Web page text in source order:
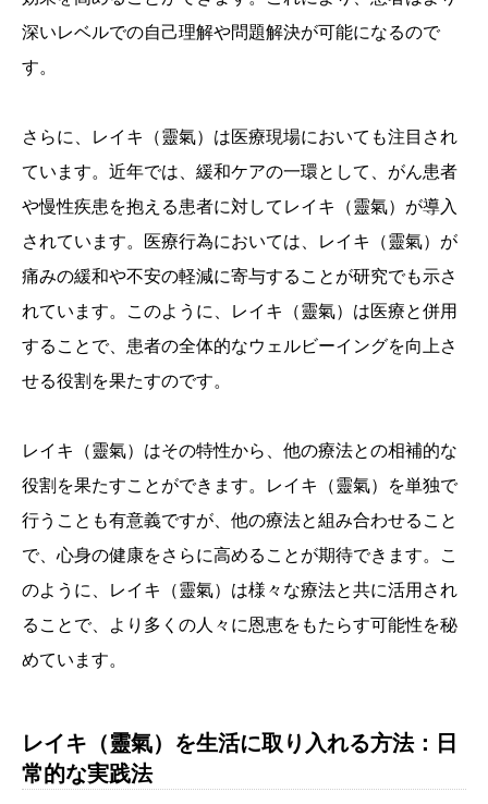
深いレベルでの自己理解や問題解決が可能になるので
す。
さらに、レイキ（靈氣）は医療現場においても注目され
ています。近年では、緩和ケアの一環として、がん患者
や慢性疾患を抱える患者に対してレイキ（靈氣）が導入
されています。医療行為においては、レイキ（靈氣）が
痛みの緩和や不安の軽減に寄与することが研究でも示さ
れています。このように、レイキ（靈氣）は医療と併用
することで、患者の全体的なウェルビーイングを向上さ
せる役割を果たすのです。
レイキ（靈氣）はその特性から、他の療法との相補的な
役割を果たすことができます。レイキ（靈氣）を単独で
行うことも有意義ですが、他の療法と組み合わせること
で、心身の健康をさらに高めることが期待できます。こ
のように、レイキ（靈氣）は様々な療法と共に活用され
ることで、より多くの人々に恩恵をもたらす可能性を秘
めています。
レイキ（靈氣）を生活に取り入れる方法：日
常的な実践法